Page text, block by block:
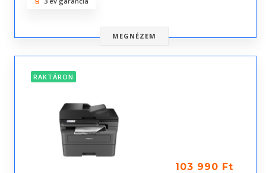
MEGNÉZEM
RAKTÁRON
103 990 Ft